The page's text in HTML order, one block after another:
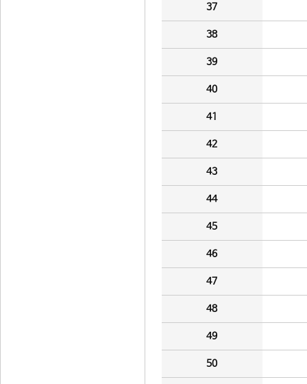
37
38
39
40
41
42
43
44
45
46
47
48
49
50